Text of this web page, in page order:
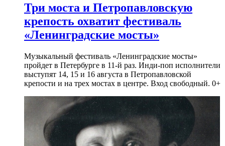
Три моста и Петропавловскую
крепость охватит фестиваль
«Ленинградские мосты»
Музыкальный фестиваль «Ленинградские мосты»
пройдет в Петербурге в 11-й раз. Инди-поп исполнители
выступят 14, 15 и 16 августа в Петропавловской
крепости и на трех мостах в центре. Вход свободный. 0+